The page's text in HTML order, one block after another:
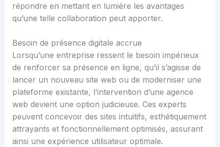
répondre en mettant en lumière les avantages
qu’une telle collaboration peut apporter.
Besoin de présence digitale accrue
Lorsqu’une entreprise ressent le besoin impérieux
de renforcer sa présence en ligne, qu’il s’agisse de
lancer un nouveau site web ou de moderniser une
plateforme existante, l’intervention d’une agence
web devient une option judicieuse. Ces experts
peuvent concevoir des sites intuitifs, esthétiquement
attrayants et fonctionnellement optimisés, assurant
ainsi une expérience utilisateur optimale.